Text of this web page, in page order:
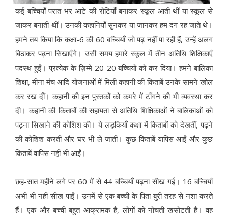
कई बच्चियाँ परात भर आटे की रोटियाँ बनाकर स्कूल आती थीं या स्कूल से
जाकर बनाती थीं। उनकी कहानियाँ सुनकर या जानकर हम दंग रह जाते थे।
हमने तय किया कि कक्षा-6 की 60 बच्चियाँ जो पढ़ नहीं पा रही हैं, उन्हें अलग
बिठाकर पढ़ना सिखाएँगे। उसी समय हमारे स्कूल में तीन अतिथि शिक्षिकाएँ
पदस्थ हुईं। प्रत्येक के ज़िम्मे 20-20 बच्चियों को कर दिया। हमने बालिका
शिक्षा, मीना मंच आदि योजनाओं में मिली कहानी की किताबें उनके सामने खोल
कर रख दीं। कहानी की इन पुस्तकों को कमरे में टाँगने की भी व्यवस्था कर
दी। कहानी की किताबों की सहायता से अतिथि शिक्षिकाओं ने बालिकाओं को
पढ़ना सिखाने की कोशिश की। ये लड़कियाँ कक्षा में किताबों को देखतीं, पढ़ने
की कोशिश करतीं और घर भी ले जातीं। कुछ किताबें वापिस आईं और कुछ
किताबें वापिस नहीं भी आईं।
छह-सात महीने लगे पर 60 में से 44 बच्चियाँ पढ़ना सीख गईं। 16 बच्चियाँ
अभी भी नहीं सीख पाईं। उनमें से एक बच्ची के पिता बुरी तरह से नशा करते
हैं। एक और बच्ची बहुत आक्रामक है, लोगों को नोचती-खसोटती है। वह